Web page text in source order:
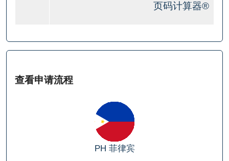
页码计算器®
查看申请流程
PH 菲律宾